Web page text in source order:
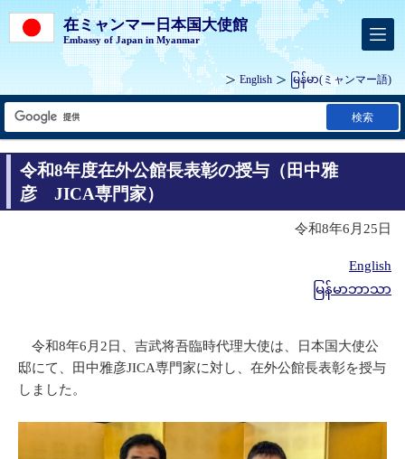
在ミャンマー日本国大使館
Embassy of Japan in Myanmar
English မြန်မာ(ミャンマー語)
検索
令和8年度在外公館長表彰の授与（田中雅
彦 JICA専門家）
令和8年6月25日
English
မြန်မာဘာသာ
令和8年6月2日、吉武将吾臨時代理大使は、日本国大使公
邸にて、田中雅彦JICA専門家に対し、在外公館長表彰を授与
しました。